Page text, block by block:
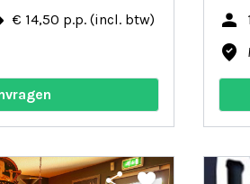
€ 14,50 p.p. (incl. btw) person
where_to_vote